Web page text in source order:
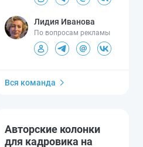
Лидия Иванова
По вопросам рекламы
Вся команда
Авторские колонки
для кадровика на